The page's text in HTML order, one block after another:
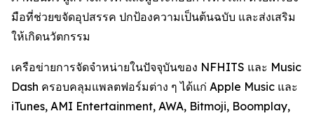
มือที่ช่วยขจัดอุปสรรค ปกป้องความเป็นต้นฉบับ และส่งเสริม
ให้เกิดนวัตกรรม
เครือข่ายการจัดจำหน่ายในปัจจุบันของ NFHITS และ Music
Dash ครอบคลุมแพลตฟอร์มต่าง ๆ ได้แก่ Apple Music และ
iTunes, AMI Entertainment, AWA, Bitmoji, Boomplay,